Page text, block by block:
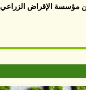
مؤسسة الإقراض الزراعي